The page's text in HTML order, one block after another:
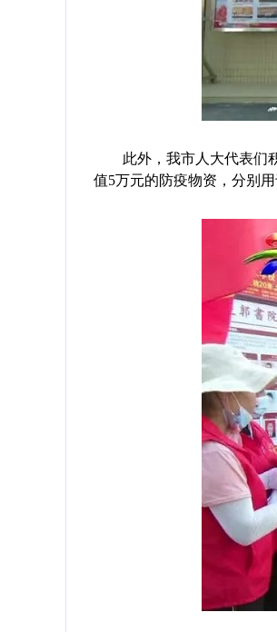
此外，我市人大代表们积
值5万元的防疫物资，分别